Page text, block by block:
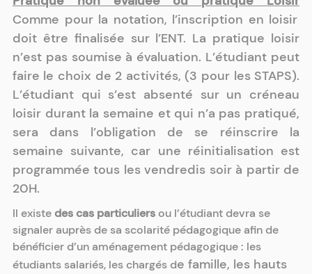
Comme pour la notation, l’inscription en loisir
doit être finalisée sur l’ENT. La pratique loisir
n’est pas soumise à évaluation. L’étudiant peut
faire le choix de 2 activités, (3 pour les STAPS).
L’étudiant qui s’est absenté sur un créneau
loisir durant la semaine et qui n’a pas pratiqué,
sera dans l’obligation de se réinscrire la
semaine suivante, car une réinitialisation est
programmée tous les vendredis soir à partir de
20H.
Il existe des cas particuliersou l’étudiant devra se
signaler auprès de sa scolarité pédagogique afin de
bénéficier d’un aménagement pédagogique : les
étudiants salariés, les chargés de famille, les hauts